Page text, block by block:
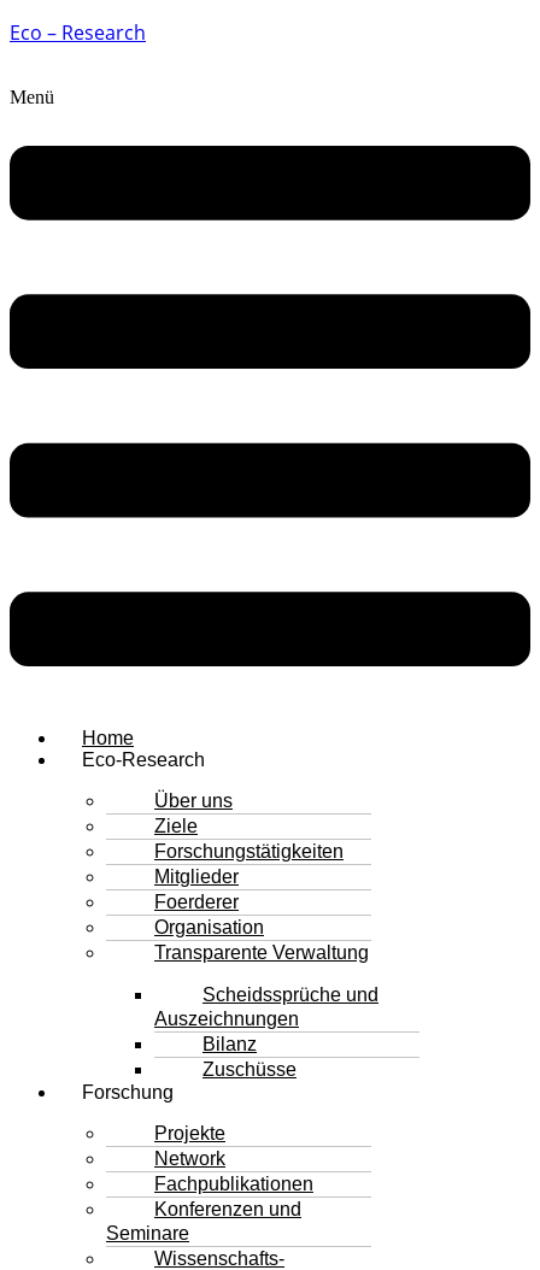
Eco – Research
Menü
Home
Eco-Research
Über uns
Ziele
Forschungstätigkeiten
Mitglieder
Foerderer
Organisation
Transparente Verwaltung
Scheidssprüche und
Auszeichnungen
Bilanz
Zuschüsse
Forschung
Projekte
Network
Fachpublikationen
Konferenzen und
Seminare
Wissenschafts-